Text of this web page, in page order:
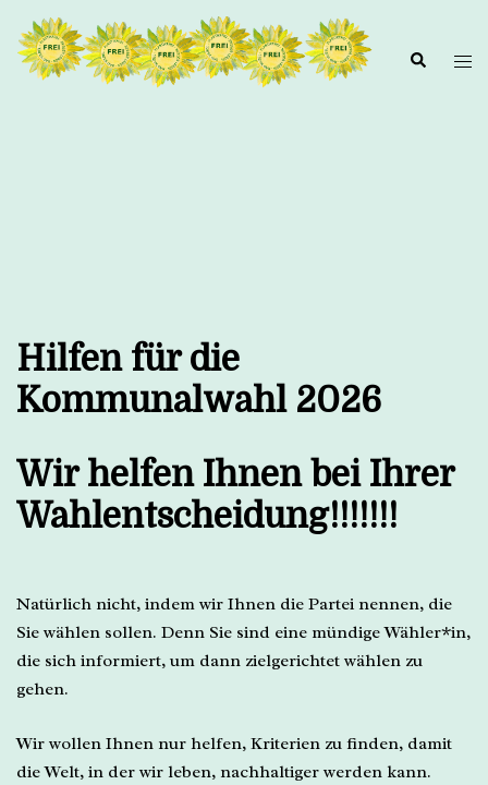
Hilfen für die
Kommunalwahl 2026
Wir helfen Ihnen bei Ihrer
Wahlentscheidung!!!!!!!
Natürlich nicht, indem wir Ihnen die Partei nennen, die
Sie wählen sollen. Denn Sie sind eine mündige Wähler*in,
die sich informiert, um dann zielgerichtet wählen zu
gehen.
Wir wollen Ihnen nur helfen, Kriterien zu finden, damit
die Welt, in der wir leben, nachhaltiger werden kann.